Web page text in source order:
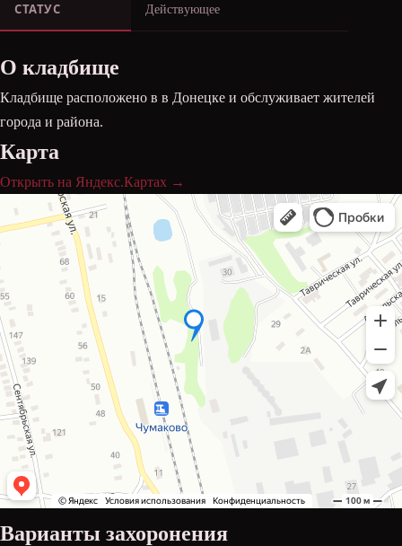
СТАТУС Действующее
О кладбище
Кладбище расположено в в Донецке и обслуживает жителей
города и района.
Карта
Открыть на Яндекс.Картах →
Варианты захоронения